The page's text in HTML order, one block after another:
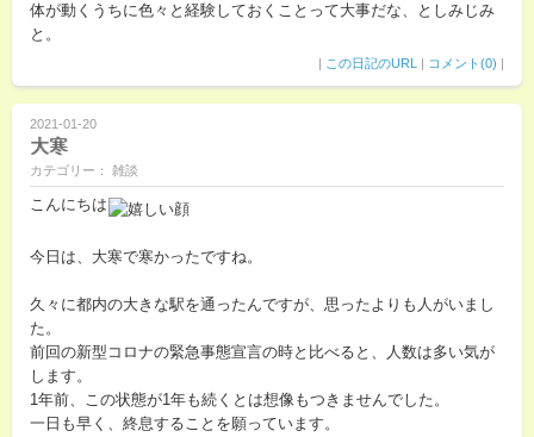
体が動くうちに色々と経験しておくことって大事だな、としみじみ
と。
| この日記のURL | コメント(0) |
2021-01-20
大寒
カテゴリー： 雑談
こんにちは
今日は、大寒で寒かったですね。
久々に都内の大きな駅を通ったんですが、思ったよりも人がいまし
た。
前回の新型コロナの緊急事態宣言の時と比べると、人数は多い気が
します。
1年前、この状態が1年も続くとは想像もつきませんでした。
一日も早く、終息することを願っています。